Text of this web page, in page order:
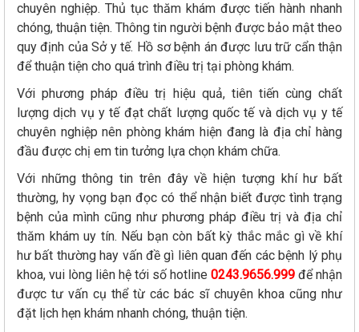
chuyên nghiệp. Thủ tục thăm khám được tiến hành nhanh
chóng, thuận tiện. Thông tin người bệnh được bảo mật theo
quy định của Sở y tế. Hồ sơ bệnh án được lưu trữ cẩn thận
để thuận tiện cho quá trình điều trị tại phòng khám.
Với phương pháp điều trị hiệu quả, tiên tiến cùng chất
lượng dịch vụ y tế đạt chất lượng quốc tế và dịch vụ y tế
chuyên nghiệp nên phòng khám hiện đang là địa chỉ hàng
đầu được chị em tin tưởng lựa chọn khám chữa.
Với những thông tin trên đây về hiện tượng khí hư bất
thường, hy vọng bạn đọc có thể nhận biết được tình trạng
bệnh của mình cũng như phương pháp điều trị và địa chỉ
thăm khám uy tín. Nếu bạn còn bất kỳ thắc mắc gì về khí
hư bất thường hay vấn đề gì liên quan đến các bệnh lý phụ
khoa, vui lòng liên hệ tới số hotline 0243.9656.999 để nhận
được tư vấn cụ thể từ các bác sĩ chuyên khoa cũng như
đặt lịch hẹn khám nhanh chóng, thuận tiện.